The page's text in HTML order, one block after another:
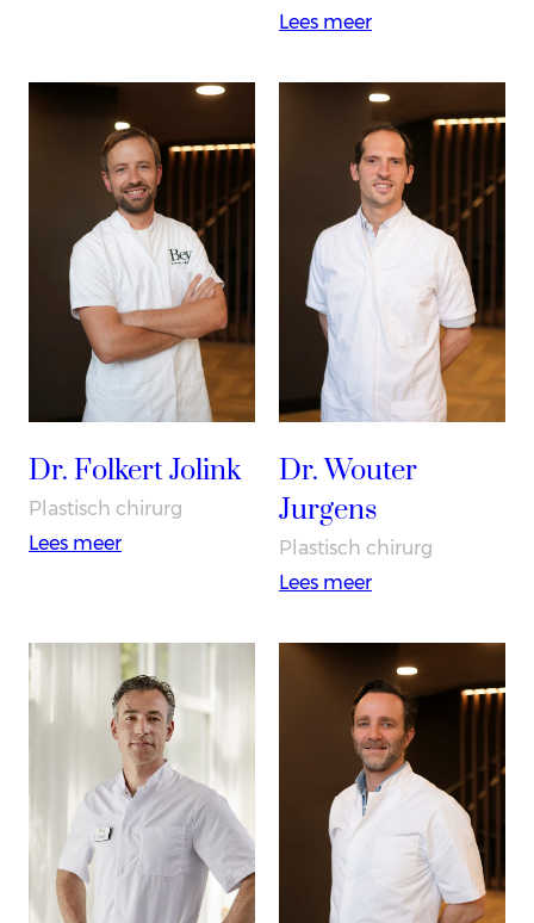
Lees meer:
Xander
Jacobs
Dr. Folkert Jolink
Plastisch chirurg
Lees meer:
Jolink
Dr. Wouter
Jurgens
Plastisch chirurg
Lees meer:
Wouter
Jurgens